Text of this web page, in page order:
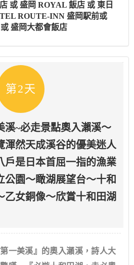
或 盛岡 ROYAL 飯店 或 東日
ROUTE-INN 盛岡駅前或
盛岡大都會飯店
第2天
~必走景點奧入瀨溪～
渾然天成溪谷的優美迷人
是日本首屈一指的漁業
園～瞰湖展望台～十和
乙女銅像～欣賞十和田湖
第一美溪』的奧入瀨溪，詩人大